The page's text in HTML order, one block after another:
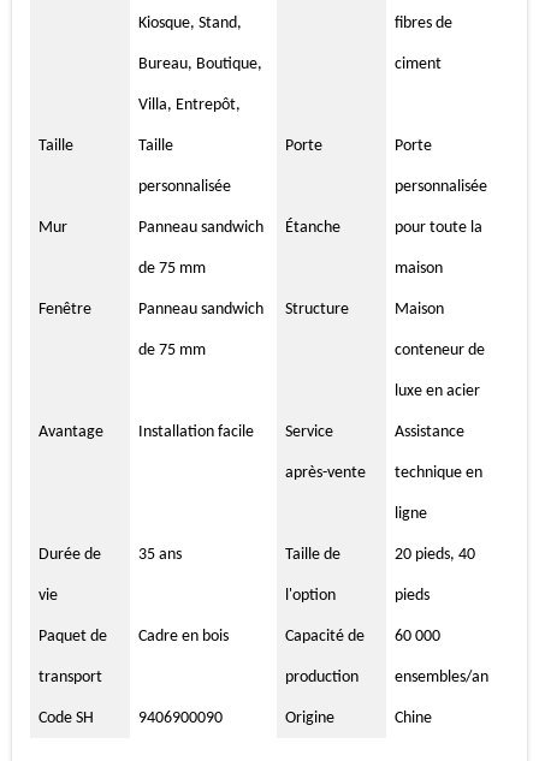
Kiosque, Stand,
Bureau, Boutique,
Villa, Entrepôt,
fibres de
ciment
Taille Taille
personnalisée
Porte Porte
personnalisée
Mur Panneau sandwich
de 75 mm
Étanche pour toute la
maison
Fenêtre Panneau sandwich
de 75 mm
Structure Maison
conteneur de
luxe en acier
Avantage Installation facile Service
après-vente
Assistance
technique en
ligne
Durée de
vie
35 ans Taille de
l'option
20 pieds, 40
pieds
Paquet de
transport
Cadre en bois Capacité de
production
60 000
ensembles/an
Code SH 9406900090 Origine Chine